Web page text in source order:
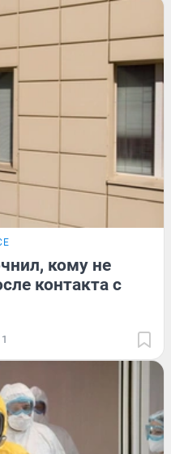
кому не
контакта с
1